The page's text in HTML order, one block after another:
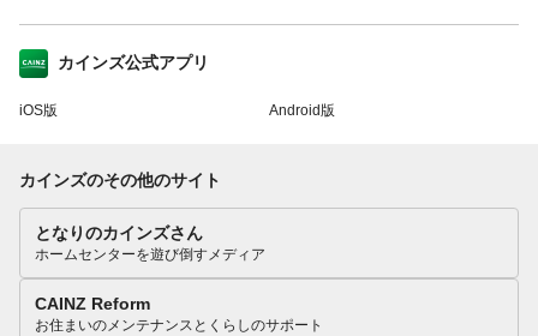
カインズ公式アプリ
iOS版 Android版
カインズのその他のサイト
となりのカインズさん
ホームセンターを遊び倒すメディア
CAINZ Reform
お住まいのメンテナンスとくらしのサポート